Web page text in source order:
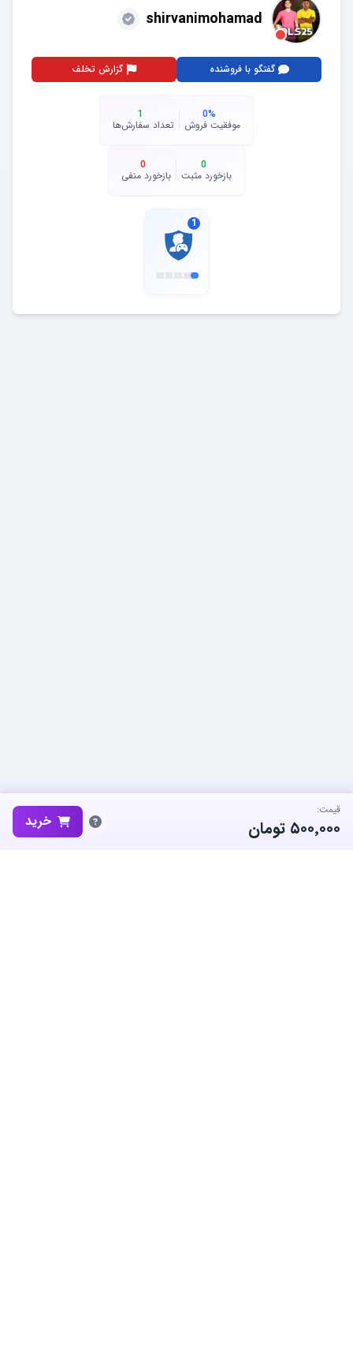
shirvanimohamad
گفتگو با فروشنده گزارش تخلف
0%
موفقیت فروش
1
تعداد سفارش‌ها
0
بازخورد مثبت
0
بازخورد منفی
1
قیمت:
۵۰۰٬۰۰۰ تومان خرید